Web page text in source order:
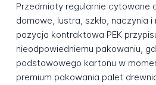
Przedmioty regularnie cytowane
domowe, lustra, szkło, naczynia
pozycja kontraktowa PEK
nieodpowiedniemu pakowaniu,
podstawowego kartonu w
premium pakowania palet